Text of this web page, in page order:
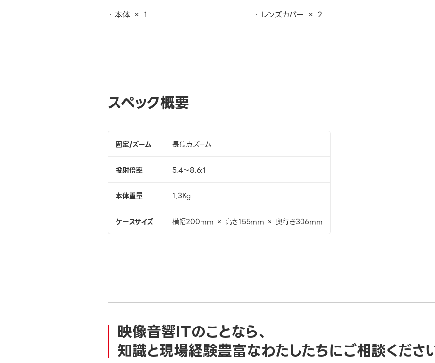
本体 × 1 レンズカバー × 2
スペック概要
固定/ズーム 長焦点ズーム
投射倍率 5.4～8.6:1
本体重量 1.3Kg
ケースサイズ 横幅200mm × 高さ155mm × 奥行き306mm
映像音響ITのことなら、
知識と現場経験豊富なわたしたちにご相談くださ